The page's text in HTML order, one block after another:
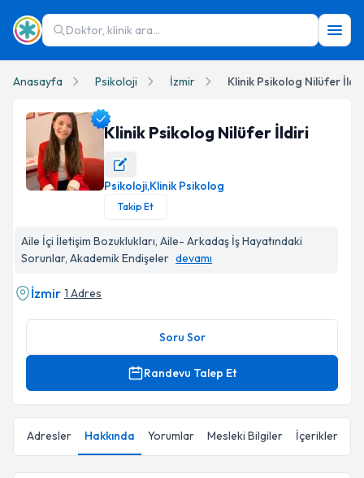
Doktor, klinik ara...
Anasayfa Psikoloji İzmir Klinik Psikolog Nilüfer
Klinik Psikolog Nilüfer İldiri Profil Fotoğrafı
Klinik Psikolog Nilüfer İldiri
Psikoloji,Klinik Psikolog
Takip Et
Aile İçi İletişim Bozuklukları, Aile- Arkadaş İş Hayatındaki
Sorunlar, Akademik Endişeler devamı
İzmir 1 Adres
Soru Sor
Randevu Talep Et
Adresler Hakkında Yorumlar Mesleki Bilgiler İçerikler